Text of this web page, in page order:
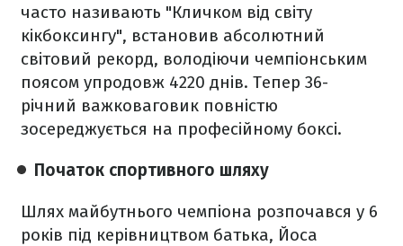
часто називають "Кличком від світу
кікбоксингу", встановив абсолютний
світовий рекорд, володіючи чемпіонським
поясом упродовж 4220 днів. Тепер 36-
річний важковаговик повністю
зосереджується на професійному боксі.
Початок спортивного шляху
Шлях майбутнього чемпіона розпочався у 6
років під керівництвом батька, Йоса